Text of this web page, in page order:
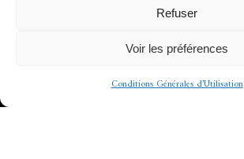
Refuser
Voir les préférences
Conditions Générales d’Utilisation
mercredi soir et dimanche soir